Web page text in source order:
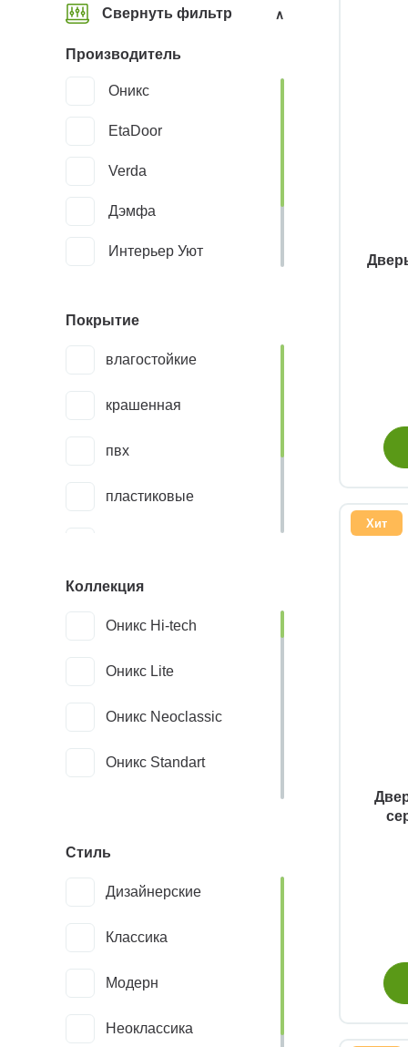
Свернуть фильтр
Производитель
Оникс
EtaDoor
Verda
Дэмфа
Интерьер Уют
Покрытие
влагостойкие
крашенная
пвх
пластиковые
экошпон
эмаль
Коллекция
Оникс Hi-tech
Оникс Lite
Оникс Neoclassic
Оникс Standart
526AПП молдинг
Стиль
Дизайнерские
Классика
Модерн
Неоклассика
Хит